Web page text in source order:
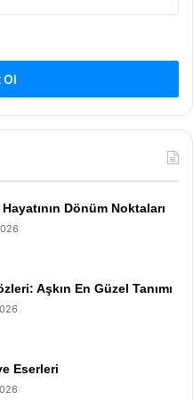
Ol
Dönüm Noktaları
Aşkın En Güzel Tanımı
Eserleri